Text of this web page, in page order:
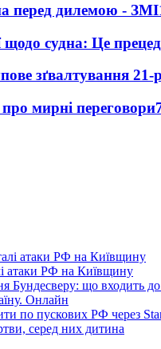
перед дилемою - ЗМІ
судна: Це
зґвалтування 21-
мирні переговори
атаки РФ на Київщину
Бундесверу: що входить
Онлайн
по пускових РФ через
серед них дитина